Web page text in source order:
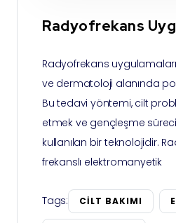
Radyofrekans
Radyofrekans
ve dermatoloji alanında
Bu tedavi yöntemi, cilt
etmek ve gençleşme
kullanılan bir teknolojidir.
frekanslı elektromanyetik
Tags: CILT BAKIMI